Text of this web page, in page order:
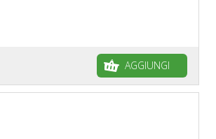
AGGIUNGI